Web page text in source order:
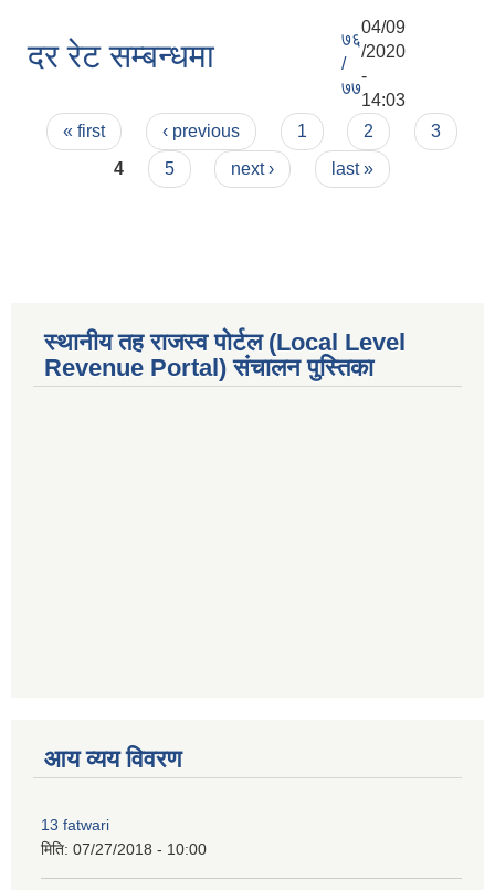
दर रेट सम्बन्धमा
७६
/
७७
04/09
/2020
-
14:03
Pages
« first ‹ previous 1 2
3
4
5 next › last »
स्थानीय तह राजस्व पोर्टल (Local Level
Revenue Portal) संचालन पुस्तिका
आय व्यय विवरण
13 fatwari
मिति: 07/27/2018 - 10:00